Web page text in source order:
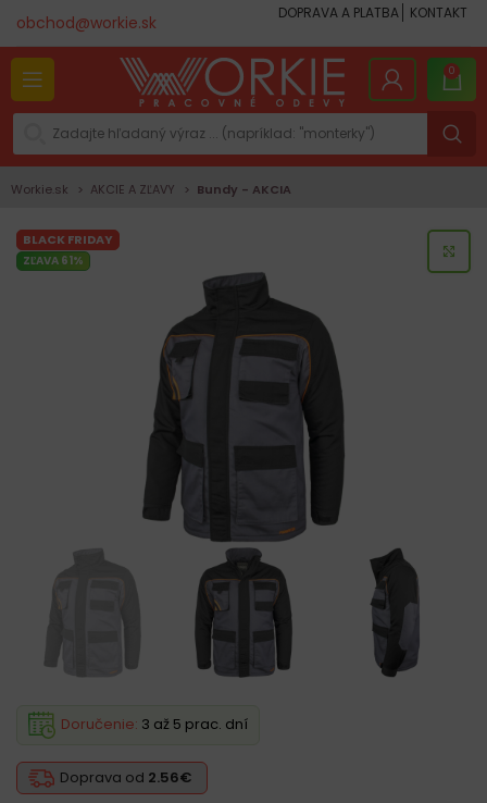
obchod@workie.sk DOPRAVA A PLATBA KONTAKT
0
Workie.sk AKCIE A ZĽAVY Bundy - AKCIA
BLACK FRIDAY
ZĽAVA 61%
Doprava od 2.56€
Doručenie: 3 až 5 prac. dní